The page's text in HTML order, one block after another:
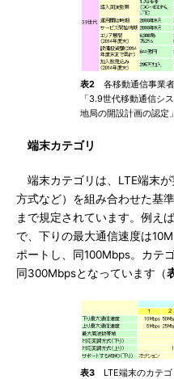
表2 各移動通信事業
「3.9世代移動通信シ
地局の開設計画の認定
端末カテゴリ
端末カテゴリは、LTE端末
方式など）を組み合わせた基
まで規定されています。例え
で、下りの最大通信速度は
ポートし、同100Mbps。カテ
同300Mbpsとなっています（
表3 LTE端末のカテ